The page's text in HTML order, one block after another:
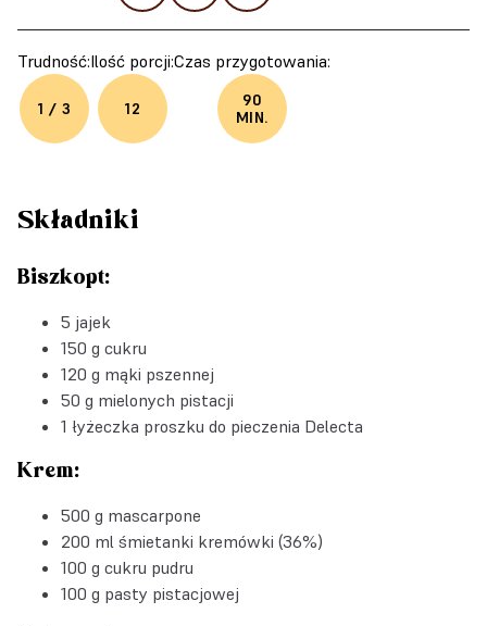
Trudność:
1 / 3
Ilość porcji:
12
Czas przygotowania:
90
MIN.
Składniki
Biszkopt:
5 jajek
150 g cukru
120 g mąki pszennej
50 g mielonych pistacji
1 łyżeczka proszku do pieczenia Delecta
Krem:
500 g mascarpone
200 ml śmietanki kremówki (36%)
100 g cukru pudru
100 g pasty pistacjowej